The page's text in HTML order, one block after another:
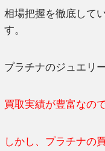
相場把握を徹底して
す。
プラチナのジュエリ
買取実績が豊富なの
しかし、プラチナの